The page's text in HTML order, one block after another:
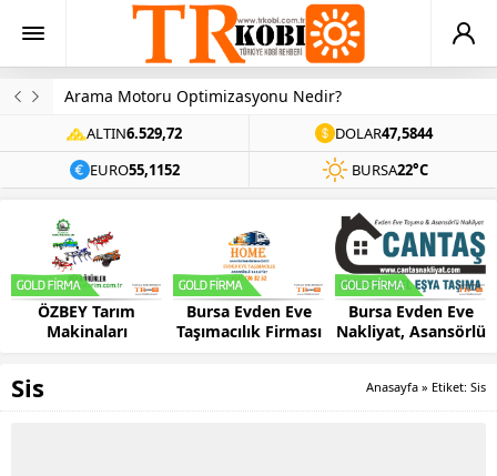
Arama Motoru Optimizasyonu Nedir?
ALTIN6.529,72 DOLAR47,5844
EURO55,1152 BURSA22°C
ÖZBEY Tarım
Makinaları
Bursa Evden Eve
Taşımacılık Firması
Bursa Evden Eve
Nakliyat, Asansörlü
Sis Anasayfa » Etiket: Sis